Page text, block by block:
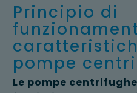
Principio di
pompe
Le pompe